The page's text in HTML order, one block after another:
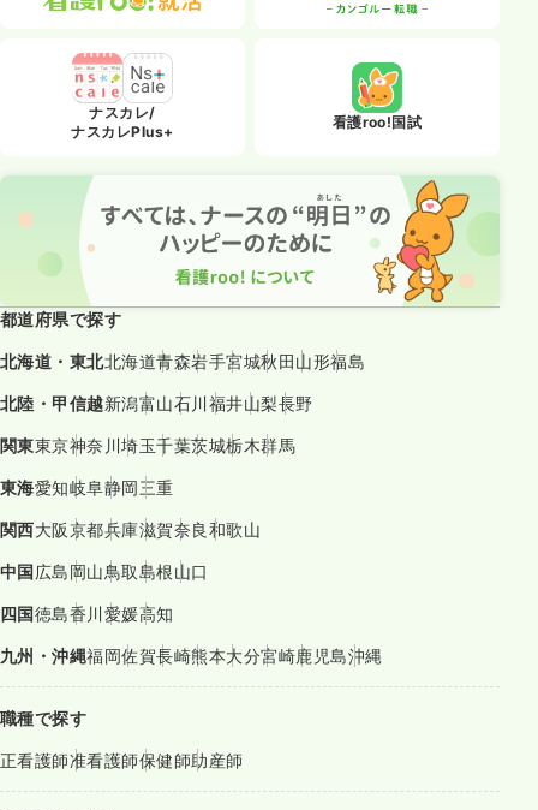
ナスカレ/
ナスカレPlus+
看護roo!国試
都道府県で探す
北海道・東北北海道青森岩手宮城秋田山形福島
北陸・甲信越新潟富山石川福井山梨長野
関東東京神奈川埼玉千葉茨城栃木群馬
東海愛知岐阜静岡三重
関西大阪京都兵庫滋賀奈良和歌山
中国広島岡山鳥取島根山口
四国徳島香川愛媛高知
九州・沖縄福岡佐賀長崎熊本大分宮崎鹿児島沖縄
職種で探す
正看護師准看護師保健師助産師